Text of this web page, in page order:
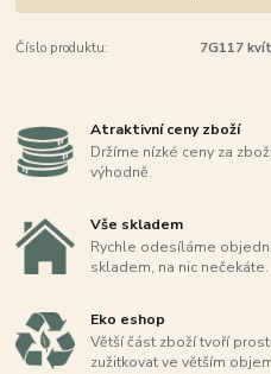
Číslo produktu: 7G117
Atraktivní ceny zboží
Držíme nízké ceny za
výhodně.
Vše skladem
Rychle odesíláme
skladem, na nic nečekáte.
Eko eshop
Větší část zboží tvoří
zužitkovat ve větším